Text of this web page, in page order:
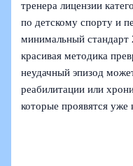
тренера лицензии
по детскому спорту и
минимальный стандарт
красивая методика
неудачный эпизод
реабилитации или
которые проявятся уже